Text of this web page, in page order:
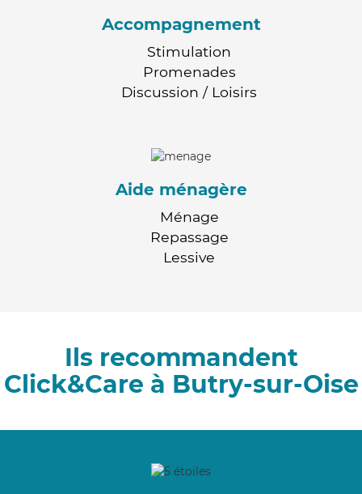
Accompagnement
Stimulation
Promenades
Discussion / Loisirs
Aide ménagère
Ménage
Repassage
Lessive
Ils recommandent
Click&Care à Butry-sur-Oise